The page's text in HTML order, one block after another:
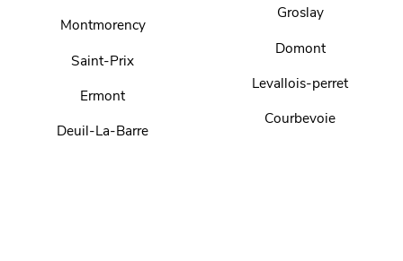
Montmorency
Saint-Prix
Ermont
Deuil-La-Barre
Groslay
Domont
Levallois-perret
Courbevoie